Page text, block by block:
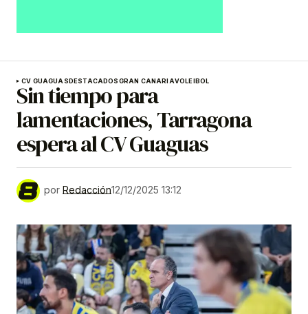
CV GUAGUASDESTACADOSGRAN CANARIAVOLEIBOL
Sin tiempo para
lamentaciones, Tarragona
espera al CV Guaguas
por Redacción12/12/2025 13:12